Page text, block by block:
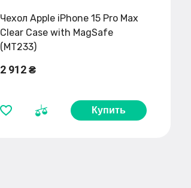
Чехол Apple iPhone 15 Pro Max
Clear Case with MagSafe
(MT233)
2 912 ₴
Купить